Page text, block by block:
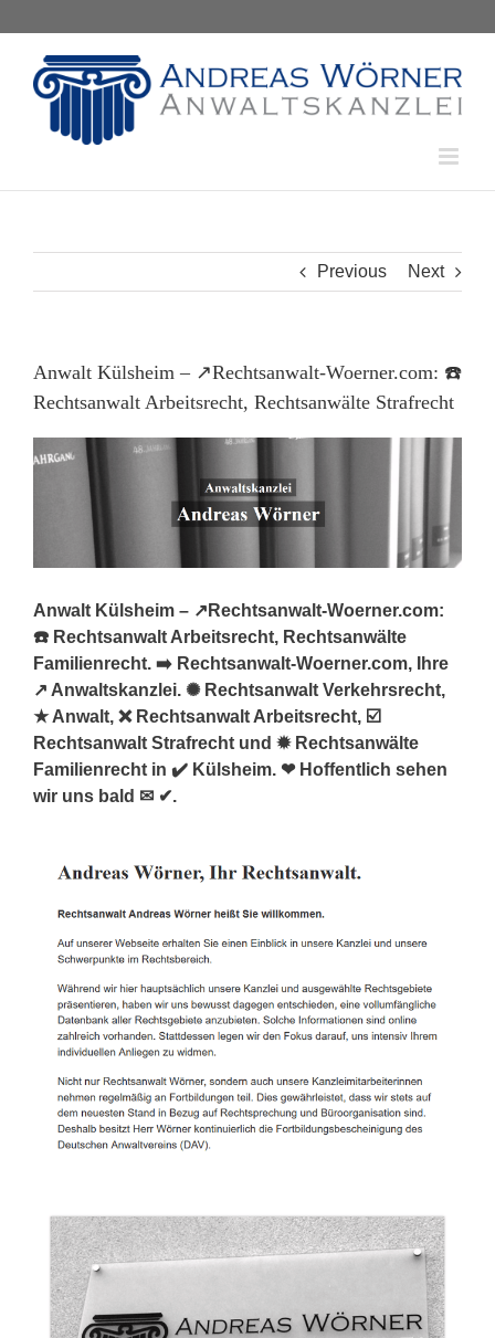
content
Previous Next
Anwalt Külsheim – ↗️Rechtsanwalt-Woerner.com: ☎️
Rechtsanwalt Arbeitsrecht, Rechtsanwälte Strafrecht
Anwalt Külsheim – ↗️Rechtsanwalt-Woerner.com:
☎️ Rechtsanwalt Arbeitsrecht, Rechtsanwälte
Familienrecht. ➡️ Rechtsanwalt-Woerner.com, Ihre
↗️ Anwaltskanzlei. ✺ Rechtsanwalt Verkehrsrecht,
★ Anwalt, ❌ Rechtsanwalt Arbeitsrecht, ☑️
Rechtsanwalt Strafrecht und ✹ Rechtsanwälte
Familienrecht in ✔️ Külsheim. ❤ Hoffentlich sehen
wir uns bald ✉ ✔.